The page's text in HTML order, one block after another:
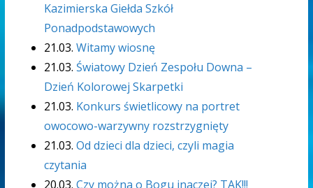
Kazimierska Giełda Szkół
Ponadpodstawowych
21.03. Witamy wiosnę
21.03. Światowy Dzień Zespołu Downa –
Dzień Kolorowej Skarpetki
21.03. Konkurs świetlicowy na portret
owocowo-warzywny rozstrzygnięty
21.03. Od dzieci dla dzieci, czyli magia
czytania
20.03. Czy można o Bogu inaczej? TAK!!!